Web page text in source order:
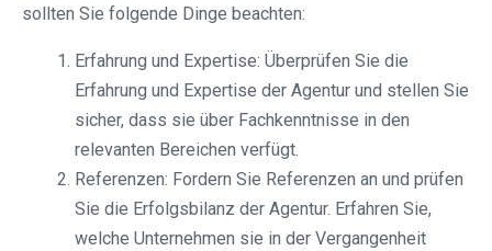
sollten Sie folgende Dinge beachten:
Erfahrung und Expertise: Überprüfen Sie die
Erfahrung und Expertise der Agentur und stellen Sie
sicher, dass sie über Fachkenntnisse in den
relevanten Bereichen verfügt.
Referenzen: Fordern Sie Referenzen an und prüfen
Sie die Erfolgsbilanz der Agentur. Erfahren Sie,
welche Unternehmen sie in der Vergangenheit